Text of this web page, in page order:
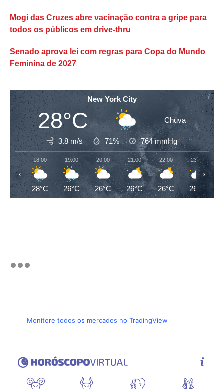
Mogi das Cruzes abre vacinação contra a gripe para
todos os públicos em drive-thru
Senado aprova lei com regras para Copa do Mundo
Feminina de 2027
New York City
28°C Chuva
3.8 m/s 71% 764mmHg
18:00
28°C
19:00
26°C
20:00
26°C
21:00
26°C
22:00
26°C
23:00
26°C
‹ ›
Monitore todos os mercados no TradingView